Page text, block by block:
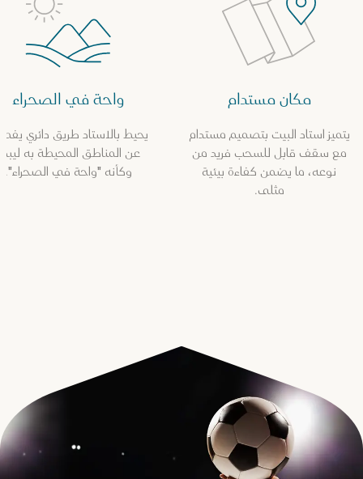
مكان مستدام
يتميز استاد البيت بتصميم مستدام
مع سقف قابل للسحب فريد من
نوعه، ما يضمن كفاءة بيئية
مثلى.
واحة في الصحراء
يحيط بالاستاد طريق دائري
عن المناطق المحيطة به
وكأنه "واحة في الصحراء".